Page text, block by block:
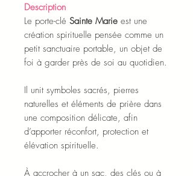
Description
Le porte-clé Sainte Marie est une
création spirituelle pensée comme un
petit sanctuaire portable, un objet de
foi à garder près de soi au quotidien.
Il unit symboles sacrés, pierres
naturelles et éléments de prière dans
une composition délicate, afin
d’apporter réconfort, protection et
élévation spirituelle.
À accrocher à un sac, des clés ou à